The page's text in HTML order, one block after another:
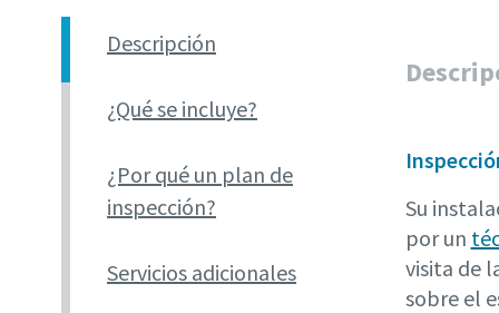
Descripción
¿Qué se incluye?
¿Por qué un plan de
inspección?
Servicios adicionales
Su
por un
visita de
sobre el